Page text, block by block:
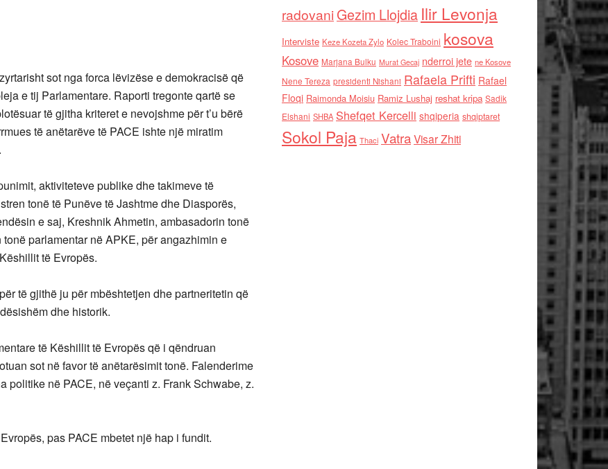
sot nga forca lëvizëse e demokracisë që
e tij Parlamentare. Raporti tregonte qartë se
të gjitha kriteret e nevojshme për t’u bërë
të anëtarëve të PACE ishte një miratim
aktiviteteve publike dhe takimeve të
tonë të Punëve të Jashtme dhe Diasporës,
e saj, Kreshnik Ahmetin, ambasadorin tonë
parlamentar në APKE, për angazhimin e
të Evropës.
të gjithë ju për mbështetjen dhe partneritetin që
dhe historik.
të Këshillit të Evropës që i qëndruan
sot në favor të anëtarësimit tonë. Falenderime
politike në PACE, në veçanti z. Frank Schwabe, z.
pas PACE mbetet një hap i fundit.
radovaniGezim Llojdia Ilir Levonja
Interviste Keze Kozeta Zylo Kolec Traboini kosova
Kosove Marjana Bulku Murat Gecaj nderroi jete ne Kosove
Nene Tereza presidenti Nishani Rafaela Prifti Rafael
Floqi Raimonda Moisiu Ramiz Lushaj reshat kripa Sadik
Elshani SHBA Shefqet Kercelli shqiperia shqiptaret
Sokol Paja Thaci VatraVisar Zhiti